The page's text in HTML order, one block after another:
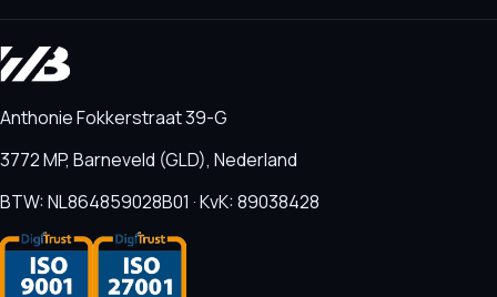
Anthonie Fokkerstraat 39-G
3772 MP, Barneveld (GLD), Nederland
BTW: NL864859028B01 · KvK: 89038428